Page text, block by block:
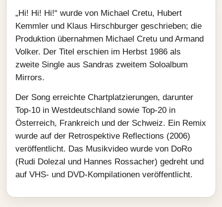
„Hi! Hi! Hi!“ wurde von Michael Cretu, Hubert
Kemmler und Klaus Hirschburger geschrieben; die
Produktion übernahmen Michael Cretu und Armand
Volker. Der Titel erschien im Herbst 1986 als
zweite Single aus Sandras zweitem Soloalbum
Mirrors.
Der Song erreichte Chartplatzierungen, darunter
Top-10 in Westdeutschland sowie Top-20 in
Österreich, Frankreich und der Schweiz. Ein Remix
wurde auf der Retrospektive Reflections (2006)
veröffentlicht. Das Musikvideo wurde von DoRo
(Rudi Dolezal und Hannes Rossacher) gedreht und
auf VHS- und DVD-Kompilationen veröffentlicht.